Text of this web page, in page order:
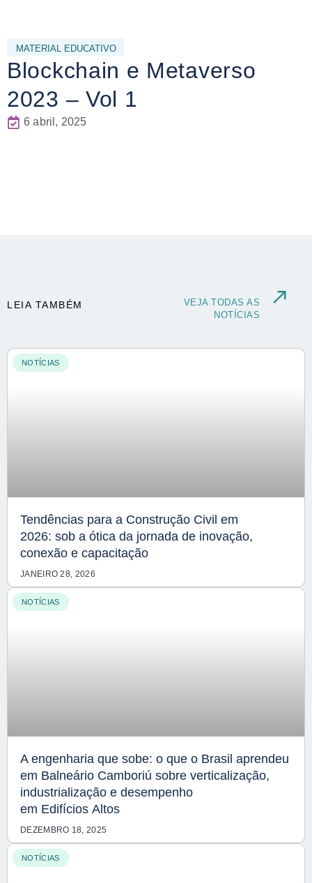
MATERIAL EDUCATIVO
Blockchain e Metaverso
2023 – Vol 1
6 abril, 2025
LEIA TAMBÉM
VEJA TODAS AS
NOTÍCIAS
NOTÍCIAS
Tendências para a Construção Civil em
2026: sob a ótica da jornada de inovação,
conexão e capacitação
JANEIRO 28, 2026
NOTÍCIAS
A engenharia que sobe: o que o Brasil aprendeu
em Balneário Camboriú sobre verticalização,
industrialização e desempenho
em Edifícios Altos
DEZEMBRO 18, 2025
NOTÍCIAS